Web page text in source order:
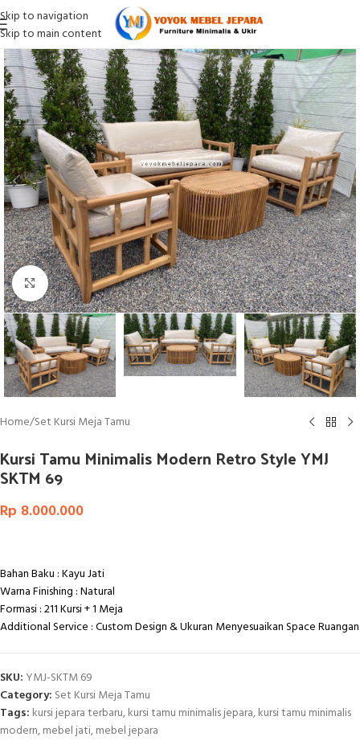
Skip to navigation
Skip to main content
Click to enlarge
Home/Set Kursi Meja Tamu
Kursi Tamu Minimalis Modern Retro Style YMJ
SKTM 69
Rp 8.000.000
Bahan Baku : Kayu Jati
Warna Finishing : Natural
Formasi : 211 Kursi + 1 Meja
Additional Service : Custom Design & Ukuran Menyesuaikan Space Ruangan
SKU: YMJ-SKTM 69
Category: Set Kursi Meja Tamu
Tags: kursi jepara terbaru,kursi tamu minimalis jepara,kursi tamu minimalis
modern,mebel jati,mebel jepara